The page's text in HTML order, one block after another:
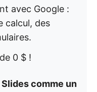
avec Google :
calcul, des
0 $ !
comme un